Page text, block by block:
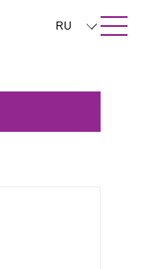
Закрыть
RU
한국어